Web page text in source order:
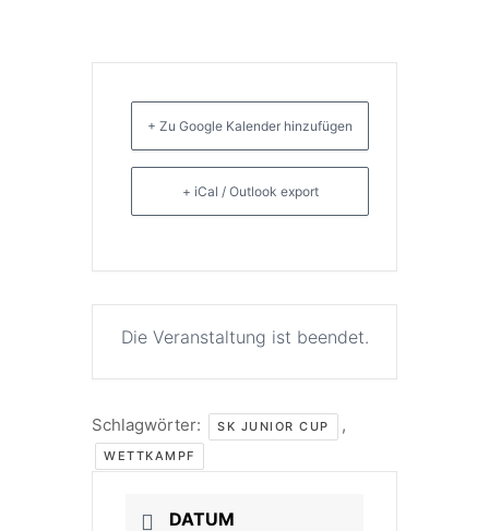
+ Zu Google Kalender hinzufügen
+ iCal / Outlook export
Die Veranstaltung ist beendet.
Schlagwörter: SK JUNIOR CUP ,
WETTKAMPF
DATUM